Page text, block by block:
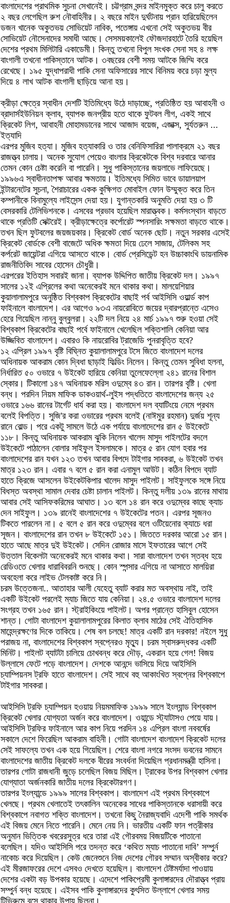
বাংলাদেশের প্রাথমিক সুচনা সেখানেই। চট্টগ্রাম বন্দর মাইনমুক্ত করে চালু করতে
২ বছর লেগেছিল রুশ নৌবাহিনীর। ২ বছরে মাইন দুর্ঘটনায় প্রান হারিয়েছিলেন
ডজন খানেক অকুতভয় সোভিয়েট নাবিক, পতেঙ্গায় এখনো সেই অকুতভয় বীর
সোভিয়েট নৌসেনাদের সমাধী আছে। সেসময়কালেই ফৌজদারহাটে তৈরি হয়েছিল
দেশের প্রথম মিলিটারি একাডেমী। কিন্তু তখনো বিপুল সংখক সেনা সহ ৪ লক্ষ
বাংগালী তখনো পাকিস্তানে আটক। ৩বছরের বেশী সময় আটকে জিম্মি করে
রেখেছে। ১৯৫ যুদ্ধাপরাধী পাকি সেনা অফিসারের সাথে বিনিময় করে চড়া মুল্য
দিয়ে ৪ লাখ আটক বাংগালী ছাড়িয়ে আনা হয়।
ক্রীড়া ক্ষেত্রে স্বাধীন দেশটি ইতিমিধ্যে উঠে দাড়াচ্ছে, প্রতিষ্ঠিত হয় আবাহনী ও
ব্রাদার্সইউনিয়ন ক্লাব, ব্যাপক জনপ্রীয় হতে থাকে ফুটবল লীগ, একই সাথে
ক্রিকেট লিগ, আবাহনী মোহামডানের সাথে আজাদ বয়েজ, এজাক্স, সুর্যতরুন ...
ইত্যাদি
এরপর মুজিব হত্যা। মুজিব হত্যাকারি ও তার বেনিফিসারিরা পালাক্রমে ২১ বছর
রাজত্ত্ব চালায়। অনেক সুযোগ পেয়েও বাংলার ক্রিকেটকে বিশ্ব দরবারে আনার
তেমন কোন চেষ্টা করেনি বা পারেনি। সুধু পাকিস্তানের জয়লাভে লাফিয়েছে।
১৯৯৬এ স্বাধীনতাপক্ষ আবার ক্ষমতায়। ইতিমধ্যে সিমিত ভাবে ডায়ালয়াপ
ইন্টারনেটের সুচনা, শৈরাচারের একক কুক্ষিগত মোবাইল ফোন উম্মুক্ত করে তিন
কম্পানীকে বিনামুল্যে লাইসেন্স দেয়া হয়। যুগান্তকারি অনুমতি দেয়া হয় ৩ টি
বেসরকারি টেলিভিশনকে। এসবের প্রভাব হয়েছিল মারাত্ত্বক। কর্মসংস্থান বাড়তে
থাকে প্রতিটি সেক্টরেই। ক্রীড়াক্ষেত্রে কর্পোরেট স্পনসারিং সক্ষমতা বাড়তে থাকে।
তখন ছিল ফুটবলের জয়জয়কার। ক্রিকেট বোর্ড অনেক ছোট। নতুন সরকার এসেই
ক্রিকেট বোর্ডকে বেশী বাজেটে অধিক ক্ষমতা দিয়ে ঢেলে সাজায়, টেলিকম সহ
কর্পরেট জায়েন্টরা এগিয়ে আসতে থাকে। বোর্ড প্রেসিডেন্ট হন উচ্চাকাংখি ডায়নামিক
রাজনীতিবিদ সাবের হোসেন চৌধুরী।
এরপরের ইতিহাস সবারই জানা। ব্যাপক উদ্দিপিত জাতীয় ক্রিকেট দল। ১৯৯৭
সালের ১২ই এপ্রিলের কথা অনেকেরই মনে থাকার কথা। মালয়েশিয়ার
কুয়ালালামপুরে অনুষ্ঠিত বিশ্বকাপ ক্রিকেটের বাছাই পর্ব আইসিসি ওয়ার্ল্ড কাপ
ফাইনালে বাংলাদেশ। এর আগেও ৯৩এ নায়রোবিতে জয়ের দ্বারপ্রান্তে এসেও
হেরে গিয়েছিল নান্নু বুল্বুলরা। ২২টি দল নিয়ে ২৪ মার্চ ১৯৯৭ শুরু হওয়া সেই
বিশ্বকাপ ক্রিকেটের বাছাই পর্বে ফাইনালে খেলেছিল শক্তিশালি কেনিয়া আর
উজ্জিবিত বাংলাদেশ। এবারও কি নায়রোবির ট্রাজেডি পুনরাবৃত্তি হবে?
১২ এপ্রিল ১৯৯৭ বৃষ্টি বিঘ্নিত কুয়ালালামপুরে টসে জিতে বাংলাদেশ দলের
অধিনায়ক আকরাম কোন দ্বিধা ছাড়াই ফিল্ডিং নিলেন। কিন্তু তেমন সুবিধা হলনা,
নির্ধারিত ৫০ ওভারে ৭ উইকেট হারিয়ে কেনিয়া তুলেফেল্লো ২৪১ রানের বিশাল
স্কোর। টিকালো ১৪৭ অধিনায়ক মরিস ওদুম্বে ৪৩ রান। তারপর বৃষ্টি। খেলা
বন্ধ। পরদিন নিয়ম মাফিক ডাকওয়ার্থ-লুইস পদ্ধতিতে বাংলাদেশের জন্য ২৫
ওভারে ১৬৬ রানের টার্গেট ধার্য করা হয়। বাংলাদেশ দল ব্যাটিংয়ে নেমে প্রথম
বলেই বিপত্তি। সুজি'র করা ওভারের প্রথম বলেই (নাঈমুর রহমান) দুর্জয় শূন্য
রানে বোল্ড। পরে একটু সামলে উঠে এক পর্যায়ে বাংলাদেশের রান ৫ উইকেটে
১১৮। কিন্তু অধিনায়ক আকরাম ঝুকি নিলেন খালেদ মাসুদ পাইলটের বদলে
উইকেটে পাঠালেন বোলার সাইফুল ইসলামকে। মাত্র ৫ রান যোগ হবার পর
বাংলাদেশের রান যখন ১২৩ তখন আবার বিপদে টাইগার সাবকরা, ৬ উইকেট তখন
মাত্র ১২৩ রান। এবার ৭ বলে ৫ রান করা এনামুল আউট। কঠিন বিপদে ব্যাট
হাতে ক্রিজে আসলেন উইকেটকিপার খালেদ মাসুদ পাইলট। সাইফুলকে সঙ্গে নিয়ে
বিধস্ত অবস্থা সামাল দেবার চেষ্টা চালান পাইলট। কিন্তু দলীয় ১৩৯ রানের মাথায়
আবার সেই আসিফকরিমের আঘাত। ১৩ বলে ১৪ রান করে ওদুম্বের কাছে ক্যাচ
দেন সাইফুল। ১৩৯ রানেই বাংলাদেশের ৭ উইকেটের পতন। এরপর সূজনও
টিকতে পারলেন না। ৫ বলে ৫ রান করে ওদুম্বের বলে ওটিয়েনোর ক্যাচে ধরা
সূজন। বাংলাদেশের রান তখন ৮ উইকেটে ১৫১। জিততে দরকার আরো ১৫ রান।
হাতে আছে মাত্র দুই উইকেট। সেদিন রোজার মাসে ইফতারের আগে সেই
উত্তাল বিকেলটা অনেকেরই মনে থাকার কথা। সারা বাংলাদেশ তখন স্তব্ধ হয়ে
রেডিওতে খেলার ধারাবিবরনি শুনছে। কোন স্পন্সার এগিয়ে না আসাতে মালয়িরা
অবহেলা করে লাইভ টেলকাষ্ট করে নি।
চরম উত্তেজনা.. আতাহার আলী যেহেতু ব্যাট করার মত অবস্থায় নাই, তাই
একটি উইকেট পরলেই ম্যাচ জিতে যায় কেনিয়া। ২৪.৫ ওভারে বাংলাদেশ দলের
সংগ্রহ তখন ১৬৫ রান। স্ট্রাইকিংয়ে পাইলট। অপর প্রান্তে হাসিবুল হোসেন
শান্ত। গোটা বাংলাদেশ কুয়ালালামপুরের কিলাত ক্লাব মাঠের সেই ঐতিহাসিক
মাহেন্দ্রক্ষণের দিকে তাকিয়ে। শেষ বল চলছে! মাত্র একটি রান দরকার! নইলে সুধু
পরাজয় না, বাংলাদেশের বিশ্বকাপ স্বপ্নেরও মৃত্যু। চরম স্বাসরুদ্ধকর একটি
মিনিট। পাইলট ব্যাটটা চালিয়ে চোখবন্ধ করে দৌড়, একরান হয়ে গেল! বিজয়
উল্লাসে ফেটে পড়ে বাংলাদেশ। দেশকে আনন্দে ভাসিয়ে দিয়ে আইসিসি
চ্যাম্পিয়নস ট্রফি হাতে বাংলাদেশ। সেই সাথে বহু আকাংখিত স্বপ্নের বিশ্বকাপে
টাইগার সাবকরা।
আইসিসি ট্রফি চ্যাম্পিয়ন হওয়ায় নিয়মমাফিক ১৯৯৯ সালে ইংল্যান্ড বিশ্বকাপ
ক্রিকেট খেলার যোগ্যতা অর্জন করে বাংলাদেশ। ওয়ান্ডে স্ট্যাটাসও পেয়ে যায়।
আইসিসি ট্রফির ফাইনালে আর কাপ নিয়ে পরদিন ১৪ এপ্রিল বাংলা নববর্ষের
সকালে দেশে ফিরেছিল আকরাম বাহিনী। গোটা বাংলাদেশ বাংলাদেশ ক্রিকেট দলের
সেই সাফল্যে তখন এক হয়ে গিয়েছিল। শেরে বাংলা নগরে সংসদ ভবনের সামনে
বাংলাদেশের জাতীয় ক্রিকেট দলকে বীরের সংবর্ধনা দিয়েছিল প্রধানমন্ত্রী হাসিনা।
তারপর গোটা রাজধানী জুড়ে চলেছিল বিজয় মিছিল। ট্রাকের উপর বিশ্বকাপ খেলার
যোগ্যাতা অর্জনকারি জাতীয় দলের ক্রিকেটারগণ।
তারপর ইংল্যান্ডে ১৯৯৯ সালের বিশ্বকাপ। বাংলাদেশ এই প্রথম বিশ্বকাপে
খেলছে। প্রথম খেলাতেই তৎকালিন অনেকের সাধের পাকিস্তানকে ধরাসায়ী করে
বিশ্বকাপে নবাগত শক্তি বাংলাদেশ। তখনো কিছু নৈরাজ্যবাদি এদেশী পাকি সমর্থক
এই বিজয় মেনে নিতে পারেনি। মেনে নেয় নি। ভারতীয় একটি ফান পত্রীকার
অনুমান ভিত্তিক খবরেরসুত্র ধরে তারা এই গৌরবময় বিজয়টিকে পাতানো
বলেছিল। যদিও আইসিসি পরে তদন্ত করে ‘কথিত ম্যাচ পাতানো দাবি’ সম্পুর্ন
নাকোচ করে দিয়েছিল। কেউ জেনেশুনে নিজ দেশের গৌরব সম্মান অস্বীকার করে?
এই মীরজাফরের দেশে এসবও দেখতে হয়েছিল। বাংলাদেশ টেষ্টমর্যাদা পাওয়ায়
দেশের একটা বড় উপকার হয়েছে। এদেশে পাকিপ্রেমী কুলাঙ্গারদের দৌরাত্ত্ব প্রায়
সম্পুর্ন বন্ধ হয়েছে। এইসব পাকি কুলাঙ্গারদের কুৎসিত উল্লাশে খেলার সময়
টিভিরুমে বসে থাকার উপায় ছিলনা।